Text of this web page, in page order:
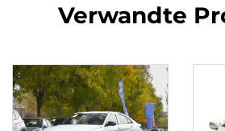
Verwandte